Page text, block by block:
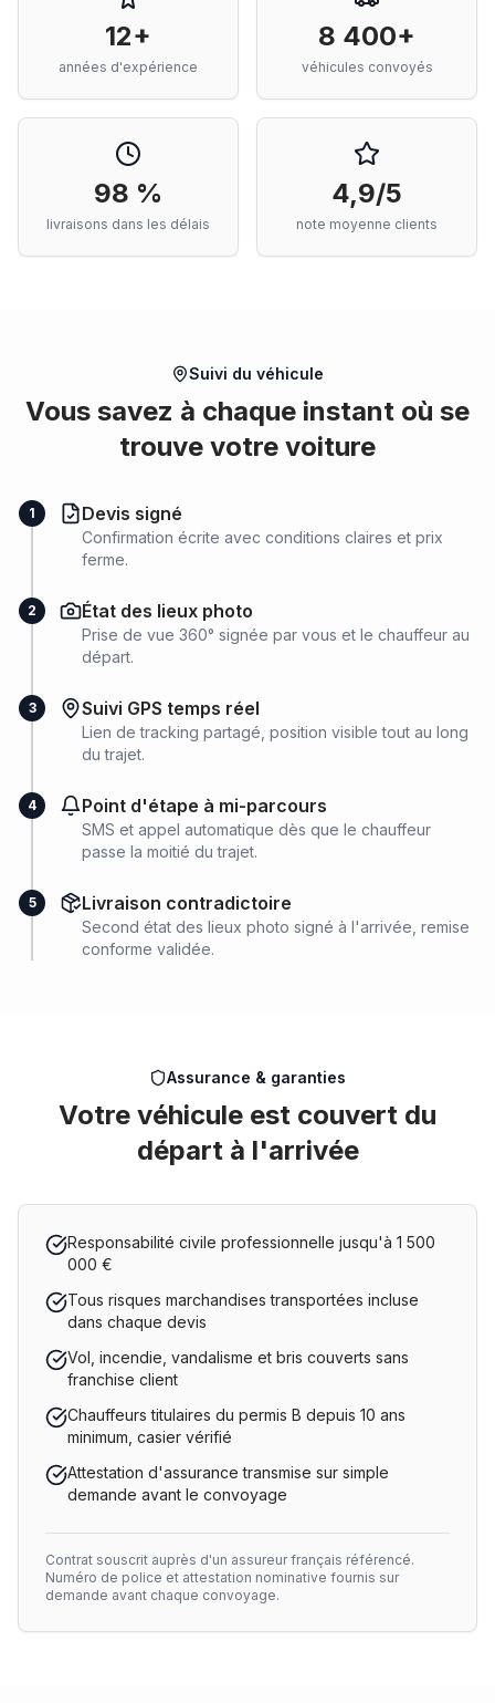
12+
années d'expérience
8 400+
véhicules convoyés
98 %
livraisons dans les délais
4,9/5
note moyenne clients
Suivi du véhicule
Vous savez à chaque instant où se
trouve votre voiture
1 Devis signé
Confirmation écrite avec conditions claires et prix
ferme.
2 État des lieux photo
Prise de vue 360° signée par vous et le chauffeur au
départ.
3 Suivi GPS temps réel
Lien de tracking partagé, position visible tout au long
du trajet.
4 Point d'étape à mi-parcours
SMS et appel automatique dès que le chauffeur
passe la moitié du trajet.
5 Livraison contradictoire
Second état des lieux photo signé à l'arrivée, remise
conforme validée.
Assurance & garanties
Votre véhicule est couvert du
départ à l'arrivée
Responsabilité civile professionnelle jusqu'à 1 500
000 €
Tous risques marchandises transportées incluse
dans chaque devis
Vol, incendie, vandalisme et bris couverts sans
franchise client
Chauffeurs titulaires du permis B depuis 10 ans
minimum, casier vérifié
Attestation d'assurance transmise sur simple
demande avant le convoyage
Contrat souscrit auprès d'un assureur français référencé.
Numéro de police et attestation nominative fournis sur
demande avant chaque convoyage.